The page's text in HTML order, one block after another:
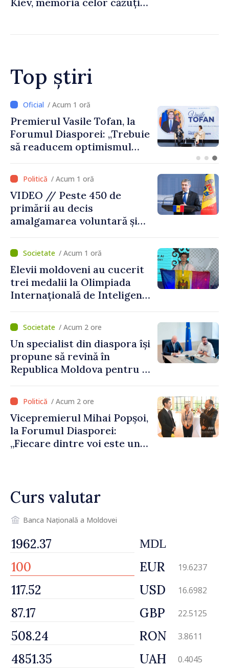
Top știri
/ Acum 1 oră
CNAS a finanțat plata
indemnizațiilor pentru
familiile cu copii și a celor
temporară de muncă
/ Acum 1 oră
VIDEO // Peste 450 de
primării au decis
amalgamarea voluntară și
pentru investiții. Igor
Grosu: „Este important să
depășim blocajele și să dăm o
șansă localităților să se
dezvolte”
/ Acum 1 oră
Elevii moldoveni au cucerit
trei medalii la Olimpiada
Internațională de Inteligență
/ Acum 2 ore
Un specialist din diaspora își
propune să revină în
Republica Moldova pentru a
registrului naval național
/ Acum 2 ore
Vicepremierul Mihai Popșoi,
la Forumul Diasporei:
„Fiecare dintre voi este un
Curs valutar
Banca Națională a Moldovei
MDL
EUR 19.6237
USD 16.6982
GBP 22.5125
RON 3.8611
UAH 0.4045